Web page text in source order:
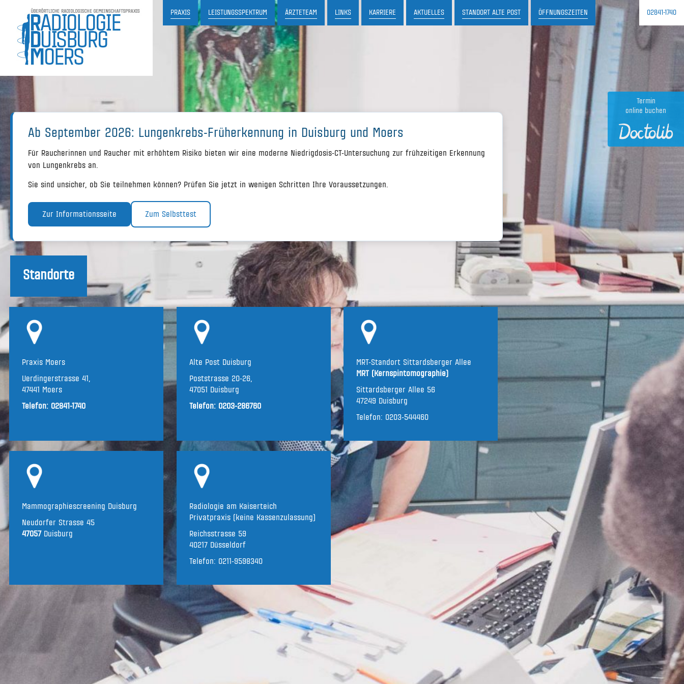
Termin
online buchen
PRAXIS LEISTUNGSSPEKTRUM
US-GESTEUERTE STANZBIOPSIE DER BRUST
DIGITALES RÖNTGEN
KERNSPINTOMOGRAPHIE
LUNGENKREBS-FRÜHERKENNUNG
ÄRZTETEAM LINKS KARRIERE AKTUELLES STANDORT ALTE POST ÖFFNUNGSZEITEN
MO, DI, DO: 07.30 BIS 17.30 UHR MI UND FR: 07.30 BIS 15.30 UHR
02841-1740
Ab September 2026: Lungenkrebs-Früherkennung in Duisburg und Moers
Für Raucherinnen und Raucher mit erhöhtem Risiko bieten wir eine moderne Niedrigdosis-CT-Untersuchung zur frühzeitigen Erkennung
von Lungenkrebs an.
Sie sind unsicher, ob Sie teilnehmen können? Prüfen Sie jetzt in wenigen Schritten Ihre Voraussetzungen.
Zur Informationsseite Zum Selbsttest
Standorte
Praxis Moers
Uerdingerstrasse 41,
47441 Moers
Telefon: 02841-1740
Alte Post Duisburg
Poststrasse 20-26,
47051 Duisburg
Telefon: 0203-286760
MRT-Standort Sittardsberger Allee
MRT (Kernspintomographie)
Sittardsberger Allee 56
47249 Duisburg
Telefon: 0203-544460
Mammographiescreening Duisburg
Neudorfer Strasse 45
47057Duisburg
Radiologie am Kaiserteich
Privatpraxis (keine Kassenzulassung)
Reichsstrasse 59
40217 Düsseldorf
Telefon: 0211-9598340